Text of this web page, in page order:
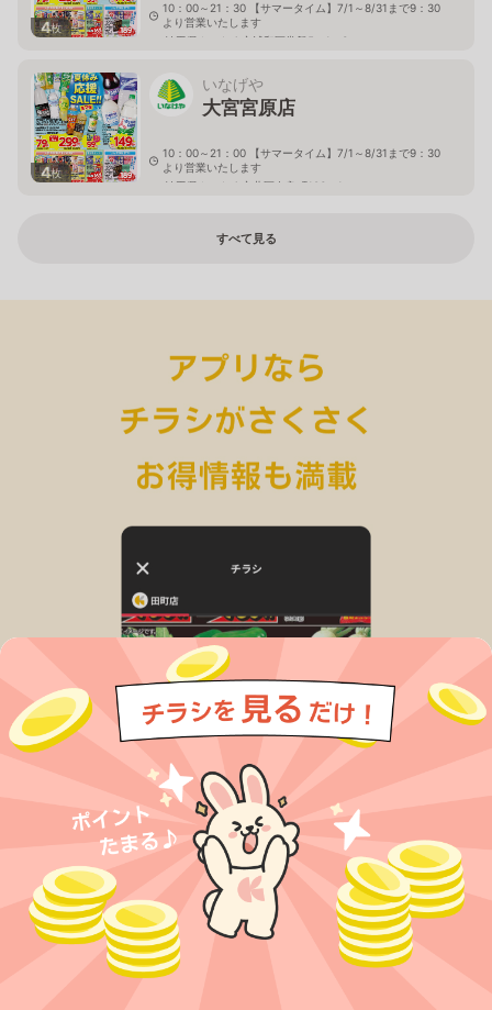
4枚
10：00～21：30 【サマータイム】7/1～8/31まで9：30
より営業いたします
埼玉県さいたま市浦和区常盤5－1－3
4枚
いなげや
大宮宮原店
10：00～21：00 【サマータイム】7/1～8/31まで9：30
より営業いたします
埼玉県さいたま市北区奈良町106－1
すべて見る